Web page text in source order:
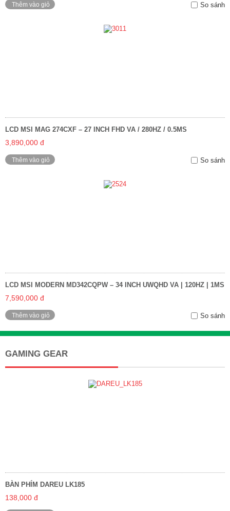
Thêm vào giỏ So sánh
LCD MSI MAG 274CXF – 27 INCH FHD VA / 280HZ / 0.5MS
3,890,000 đ
Thêm vào giỏ So sánh
LCD MSI MODERN MD342CQPW – 34 INCH UWQHD VA | 120HZ | 1MS
7,590,000 đ
Thêm vào giỏ So sánh
GAMING GEAR
BÀN PHÍM DAREU LK185
138,000 đ